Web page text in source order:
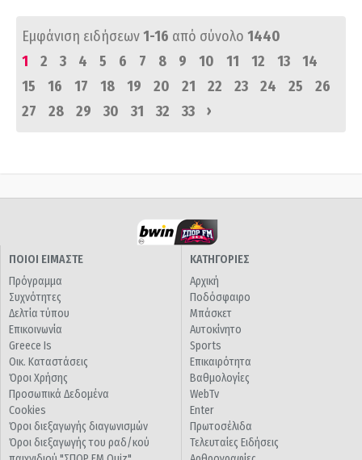
Εμφάνιση ειδήσεων1-16 από σύνολο 1440
1
2 3 4 5 6 7 8 9 10 11 12 13
14
15
16 17 18 19 20 21 22 23 24 25
26
27
28 29 30 31 32 33 ›
ΠΟΙΟΙ ΕΙΜΑΣΤΕ
Πρόγραμμα
Συχνότητες
Δελτία τύπου
Επικοινωνία
Greece Is
Οικ. Καταστάσεις
Όροι Χρήσης
Προσωπικά Δεδομένα
Cookies
Όροι διεξαγωγής διαγωνισμών
Όροι διεξαγωγής του ραδ/κού
ΚΑΤΗΓΟΡΙΕΣ
Αρχική
Ποδόσφαιρο
Μπάσκετ
Αυτοκίνητο
Sports
Επικαιρότητα
Βαθμολογίες
WebTv
Enter
Πρωτοσέλιδα
Τελευταίες Ειδήσεις